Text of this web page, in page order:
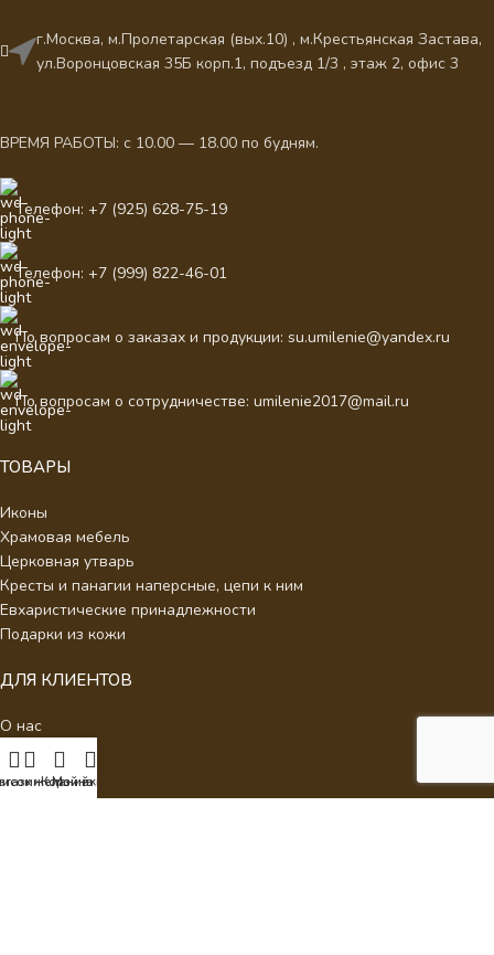
г.Москва, м.Пролетарская (вых.10) , м.Крестьянская Застава,
ул.Воронцовская 35Б корп.1, подъезд 1/3 , этаж 2, офис 3
ВРЕМЯ РАБОТЫ: с 10.00 — 18.00 по будням.
Телефон: +7 (925) 628-75-19
Телефон: +7 (999) 822-46-01
По вопросам о заказах и продукции: su.umilenie@yandex.ru
По вопросам о сотрудничестве: umilenie2017@mail.ru
ТОВАРЫ
Иконы
Храмовая мебель
Церковная утварь
Кресты и панагии наперсные, цепи к ним
Евхаристические принадлежности
Подарки из кожи
ДЛЯ КЛИЕНТОВ
О нас
Отзывы
Новостижеланий
Корзина
Мой аккаунт